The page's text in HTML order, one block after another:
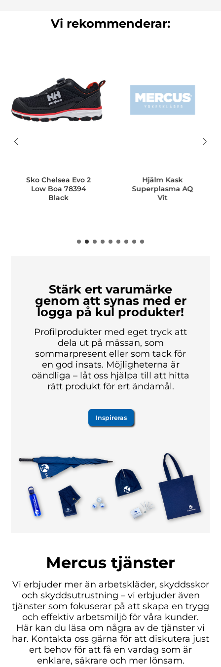
Vi rekommenderar:
Sko Chelsea Evo 2
Low Boa 78394
Hjälm Kask
Superplasma AQ
Stärk ert varumärke
genom att synas med er
logga på kul produkter!
Profilprodukter med eget tryck att
dela ut på mässan, som
sommarpresent eller som tack för
en god insats. Möjligheterna är
oändliga – låt oss hjälpa till att hitta
rätt produkt för ert ändamål.
Inspireras
Mercus tjänster
Vi erbjuder mer än arbetskläder, skyddsskor
och skyddsutrustning – vi erbjuder även
tjänster som fokuserar på att skapa en trygg
och effektiv arbetsmiljö för våra kunder.
Här kan du läsa om några av de tjänster vi
har. Kontakta oss gärna för att diskutera just
ert behov för att få en vardag som är
enklare, säkrare och mer lönsam.